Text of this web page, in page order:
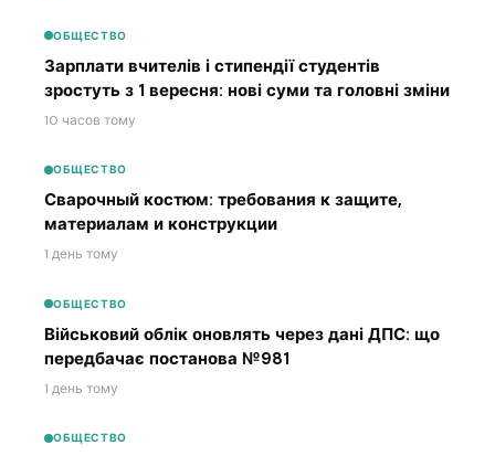
ОБЩЕСТВО
Зарплати вчителів і стипендії студентів
зростуть з 1 вересня: нові суми та головні зміни
10 часов тому
ОБЩЕСТВО
Сварочный костюм: требования к защите,
материалам и конструкции
1 день тому
ОБЩЕСТВО
Військовий облік оновлять через дані ДПС: що
передбачає постанова №981
1 день тому
ОБЩЕСТВО